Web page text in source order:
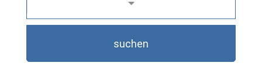
suchen